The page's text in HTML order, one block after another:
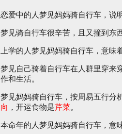
恋爱中的人梦见妈妈骑自行车，说
梦见骑自行车很辛苦，且又撞到东
上学的人梦见妈妈骑自行车，意味
梦见自己骑着自行车在人群里穿来
作和生活。
梦见妈妈骑自行车，按周易五行分
向 ，开运食物是芹菜。
本命年的人梦见妈妈骑自行车，意